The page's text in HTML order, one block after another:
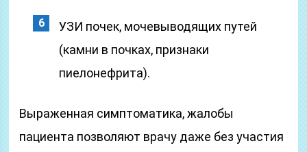
УЗИ почек, мочевыводящих путей
(камни в почках, признаки
пиелонефрита).
Выраженная симптоматика, жалобы
пациента позволяют врачу даже без участия